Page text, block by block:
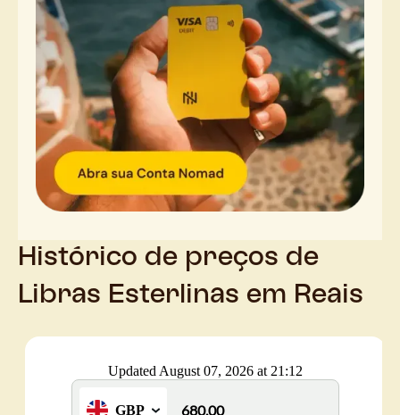
Histórico de preços de
Libras Esterlinas em Reais